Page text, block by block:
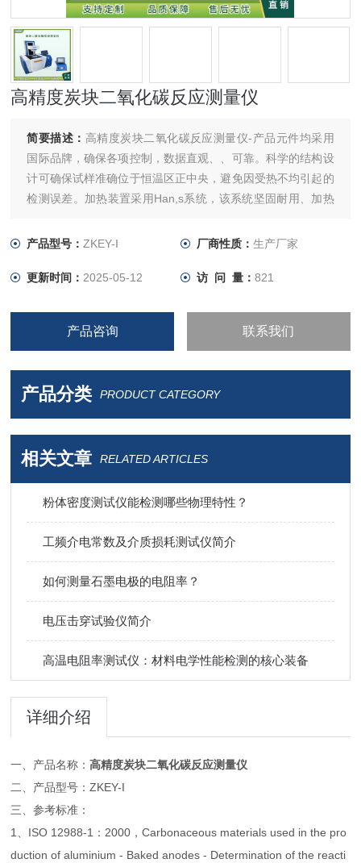
高精度炭块二氧化碳反应测量仪
简要描述： 高精度炭块二氧化碳反应测量仪-产品元件均采用
国际品牌，确保各项控制，数据直观、、可靠。科学的结构设
计可确保试样准确位于恒温区正中央，避免因受热不均引起的
检测误差。加热装置采用Han,s系统，该系统坚固耐用、加热
产品型号：ZKEY-I 厂商性质： 生产厂家
更新时间： 2025-05-12 访 问 量： 821
产品咨询 联系我们
产品分类 PRODUCT CATEGORY
相关文章 RELATED ARTICLES
粉体密度测试仪能检测哪些物理特性？
工频介电常数及介质损耗测试仪简介
如何测量石墨电极的电阻率？
电压击穿试验仪简介
高温电阻率测试仪：材料电学性能检测的核心装备
详细介绍
一、产品名称：高精度炭块二氧化碳反应测量仪
二、产品型号：ZKEY-I
三、参考标准：
1、ISO 12988-1：2000，Carbonaceous materials used in the pro
duction of aluminium - Baked anodes - Determination of the reacti